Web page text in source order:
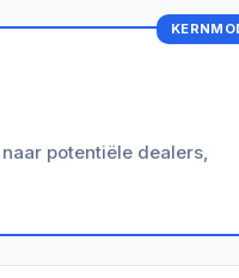
potentiële dealers,